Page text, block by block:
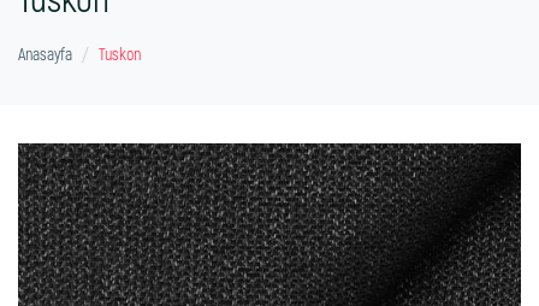
Anasayfa Tuskon